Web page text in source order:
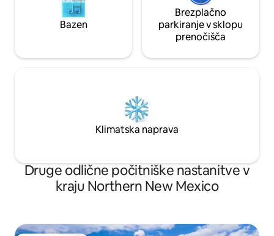
Bazen
Brezplačno
parkiranje v sklopu
prenočišča
Klimatska naprava
Druge odlične počitniške nastanitve v
kraju Northern New Mexico